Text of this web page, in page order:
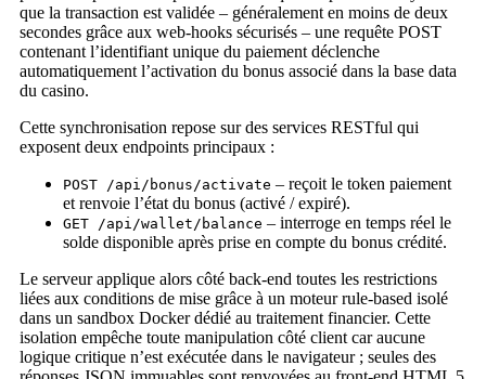
que la transaction est validée – généralement en moins de deux
secondes grâce aux web‑hooks sécurisés – une requête POST
contenant l’identifiant unique du paiement déclenche
automatiquement l’activation du bonus associé dans la base data
du casino.
Cette synchronisation repose sur des services RESTful qui
exposent deux endpoints principaux :
POST /api/bonus/activate – reçoit le token paiement
et renvoie l’état du bonus (activé / expiré).
GET /api/wallet/balance – interroge en temps réel le
solde disponible après prise en compte du bonus crédité.
Le serveur applique alors côté back‑end toutes les restrictions
liées aux conditions de mise grâce à un moteur rule‑based isolé
dans un sandbox Docker dédié au traitement financier. Cette
isolation empêche toute manipulation côté client car aucune
logique critique n’est exécutée dans le navigateur ; seules des